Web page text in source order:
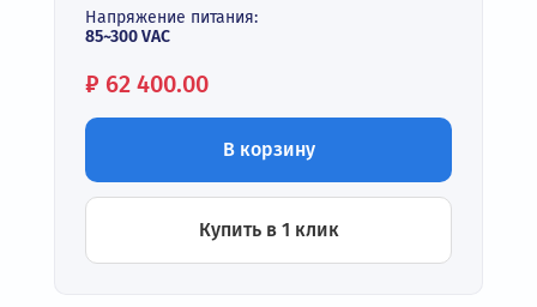
Напряжение питания:
85~300 VAC
Цена:
₽ 62 400.00
В корзину
Купить в 1 клик